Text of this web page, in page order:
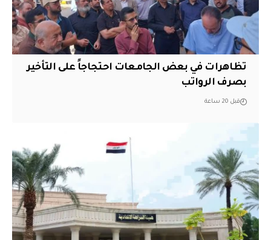
تظاهرات في بعض الجامعات احتجاجاً على التأخير
بصرف الرواتب
قبل 20 ساعة